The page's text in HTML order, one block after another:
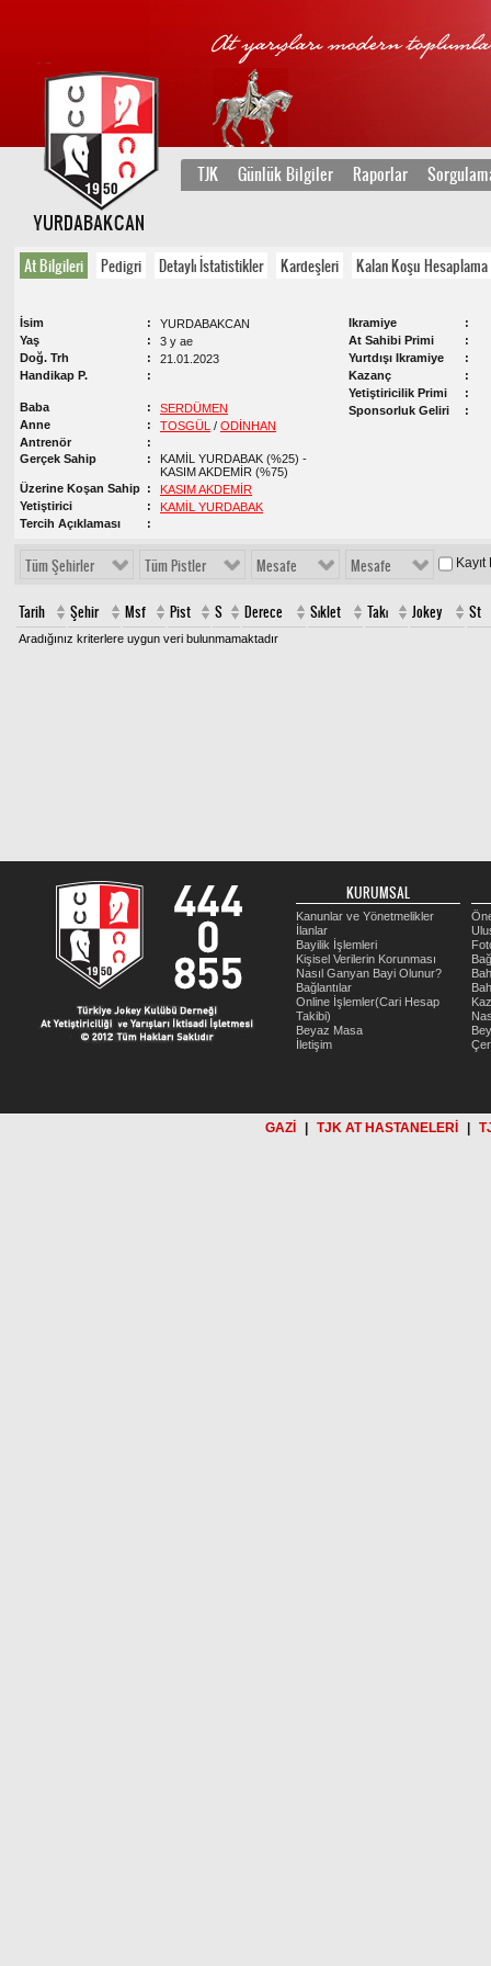
TJK Günlük Bilgiler Raporlar
YURDABAKCAN
At Bilgileri Pedigri Detaylı İstatistikler Kardeşleri Kalan Koşu Hesaplama
İsim
YURDABAKCAN
Yaş
3 y ae
Doğ. Trh
21.01.2023
Handikap P.
Baba
SERDÜMEN
Anne
TOSGÜL / ODİNHAN
Antrenör
Gerçek Sahip
KAMİL YURDABAK (%25) -
KASIM AKDEMİR (%75)
Üzerine Koşan Sahip
KASIM AKDEMİR
Yetiştirici
KAMİL YURDABAK
Tercih Açıklaması
Ikramiye
At Sahibi Primi
Yurtdışı Ikramiye
Kazanç
Yetiştiricilik Primi
Sponsorluk Geliri
Tüm Şehirler Tüm Pistler Mesafe Mesafe
Tarih Şehir Msf Pist S Derece Sıklet Takı Jokey St
Aradığınız kriterlere uygun veri bulunmamaktadır
KURUMSAL
Kanunlar ve Yönetmelikler
İlanlar
Bayilik İşlemleri
Kişisel Verilerin Korunması
Nasıl Ganyan Bayi Olunur?
Bağlantılar
Online İşlemler(Cari Hesap
Takibi)
Beyaz Masa
İletişim
GAZİ TJK AT HASTANELERİ